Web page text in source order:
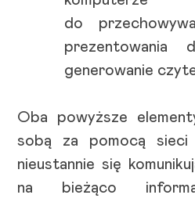
do
prezentowania
generowanie
Oba powyższe
sobą za pomocą
nieustannie się
na bieżąco